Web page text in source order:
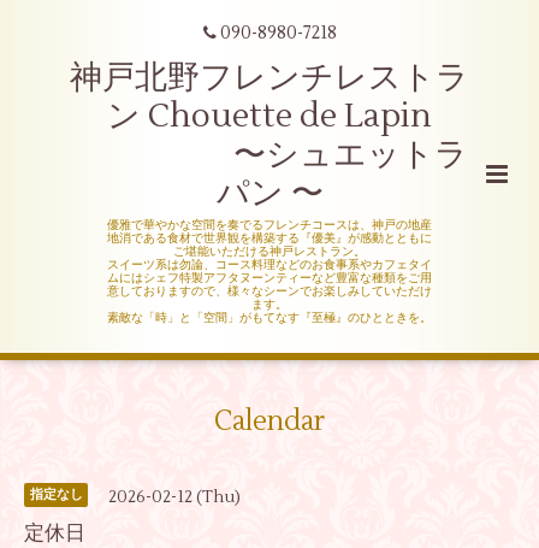
090-8980-7218
神戸北野フレンチレストラ
ン Chouette de Lapin
〜シュエットラ
パン 〜
優雅で華やかな空間を奏でるフレンチコースは、神戸の地産
地消である食材で世界観を構築する『優美』が感動とともに
ご堪能いただける神戸レストラン。
スイーツ系は勿論、コース料理などのお食事系やカフェタイ
ムにはシェフ特製アフタヌーンティーなど豊富な種類をご用
意しておりますので、様々なシーンでお楽しみしていただけ
ます。
素敵な「時」と「空間」がもてなす『至極』のひとときを。
Calendar
指定なし 2026-02-12 (Thu)
定休日